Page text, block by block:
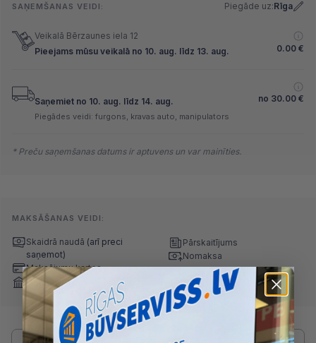
SAŅEMŠANAS VEIDI: Piegāde uz:Rīga
Veikalā Bērzaunes iela 12
Pieejams mūsu veikalā no 10. aug. līdz 13. aug.
0.00 €
Saņemiet no 10. aug. līdz 14. aug. no 30.00 €
Piegādes veidi: furgons, kravas auto, manipulators
* Preču saņemšanas datums ir aptuvens un var mainīties.
MAKSĀŠANAS VEIDI:
Skaidrā naudā (arī preci
saņemot)
Maksājumu kartes
Internetbankas
Pārskaitījums
Nomaksa